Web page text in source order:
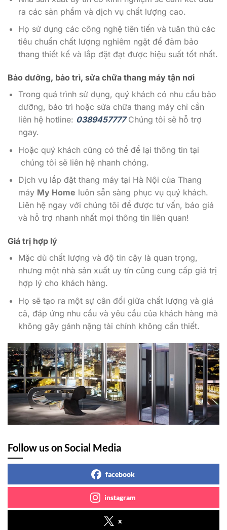
ra các sản phẩm và dịch vụ chất lượng cao.
Họ sử dụng các công nghệ tiên tiến và tuân thủ các
tiêu chuẩn chất lượng nghiêm ngặt để đảm bảo
thang thiết kế và lắp đặt đạt được hiệu suất tốt nhất.
Bảo dưỡng, bảo trì, sửa chữa thang máy tận nơi
Trong quá trình sử dụng, quý khách có nhu cầu bảo
dưỡng, bảo trì hoặc sửa chữa thang máy chỉ cần
liên hệ hotline: 0389457777Chúng tôi sẽ hỗ trợ
ngay.
Hoặc quý khách cũng có thể để lại thông tin tại
chúng tôi sẽ liên hệ nhanh chóng.
Dịch vụ lắp đặt thang máy tại Hà Nội của Thang
máy My Home luôn sẵn sàng phục vụ quý khách.
Liên hệ ngay với chúng tôi để được tư vấn, báo giá
và hỗ trợ nhanh nhất mọi thông tin liên quan!
Giá trị hợp lý
Mặc dù chất lượng và độ tin cậy là quan trọng,
nhưng một nhà sản xuất uy tín cũng cung cấp giá trị
hợp lý cho khách hàng.
Họ sẽ tạo ra một sự cân đối giữa chất lượng và giá
cả, đáp ứng nhu cầu và yêu cầu của khách hàng mà
không gây gánh nặng tài chính không cần thiết.
Follow us on Social Media
facebook
instagram
x